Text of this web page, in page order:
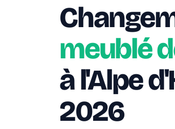
meublé
à l'Alpe
2026